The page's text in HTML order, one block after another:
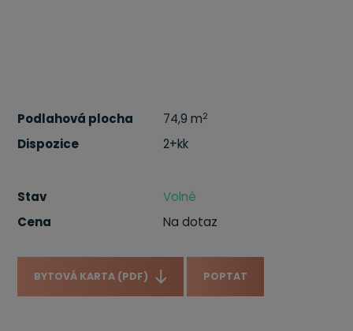
Podlahová plocha 74,9 m2
Dispozice 2+kk
Stav
Volné
Cena
Na dotaz
BYTOVÁ KARTA (PDF) POPTAT